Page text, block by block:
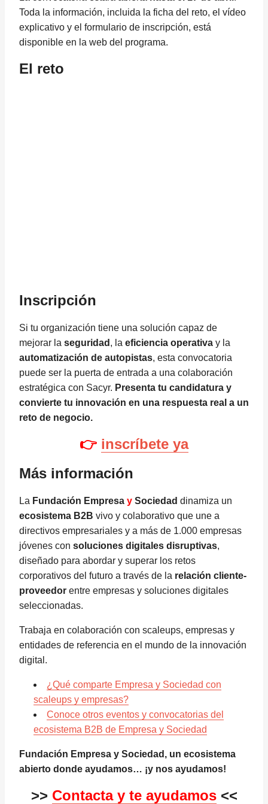
Toda la información, incluida la ficha del reto, el vídeo
explicativo y el formulario de inscripción, está
disponible en la web del programa.
El reto
Inscripción
Si tu organización tiene una solución capaz de
mejorar la seguridad , la eficiencia operativa y la
automatización de autopistas, esta convocatoria
puede ser la puerta de entrada a una colaboración
estratégica con Sacyr. Presenta tu candidatura y
convierte tu innovación en una respuesta real a un
reto de negocio.
👉 inscríbete ya
Más información
La Fundación Empresa y Sociedad dinamiza un
ecosistema B2B vivo y colaborativo que une a
directivos empresariales y a más de 1.000 empresas
jóvenes con soluciones digitales disruptivas,
diseñado para abordar y superar los retos
corporativos del futuro a través de la relación cliente-
proveedor entre empresas y soluciones digitales
seleccionadas.
Trabaja en colaboración con scaleups, empresas y
entidades de referencia en el mundo de la innovación
digital.
¿Qué comparte Empresa y Sociedad con
scaleups y empresas?
Conoce otros eventos y convocatorias del
ecosistema B2B de Empresa y Sociedad
Fundación Empresa y Sociedad, un ecosistema
abierto donde ayudamos… ¡y nos ayudamos!
>> Contacta y te ayudamos<<